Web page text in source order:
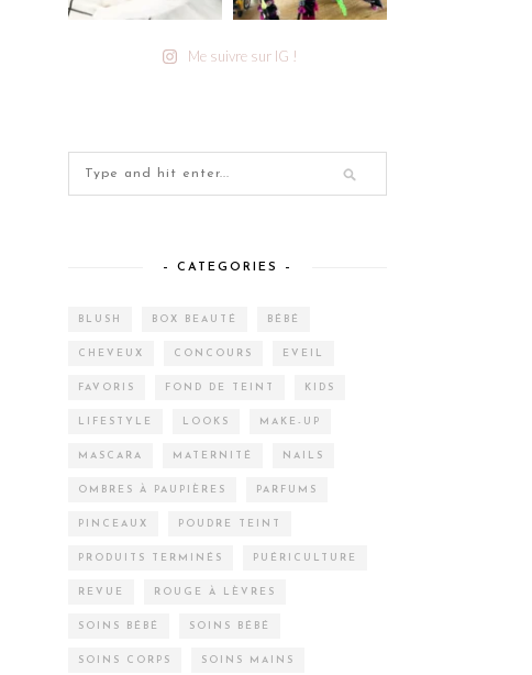
Me suivre sur IG !
– CATEGORIES –
BLUSH BOX BEAUTÉ BÉBÉ
CHEVEUX CONCOURS EVEIL
FAVORIS FOND DE TEINT KIDS
LIFESTYLE LOOKS MAKE-UP
MASCARA MATERNITÉ NAILS
OMBRES À PAUPIÈRES PARFUMS
PINCEAUX POUDRE TEINT
PRODUITS TERMINÉS PUÉRICULTURE
REVUE ROUGE À LÈVRES
SOINS BÉBÉ SOINS BÉBÉ
SOINS CORPS SOINS MAINS